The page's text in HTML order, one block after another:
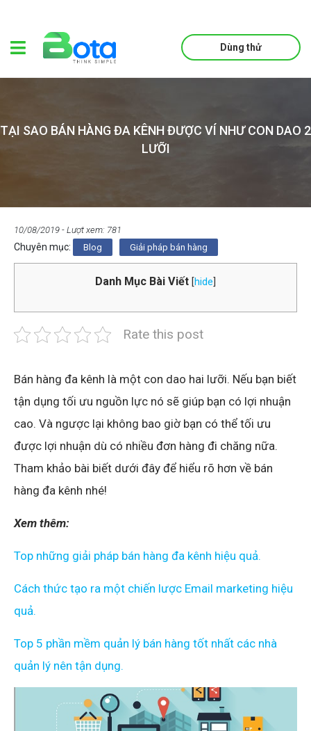
Dùng thử
TẠI SAO BÁN HÀNG ĐA KÊNH ĐƯỢC VÍ NHƯ CON DAO 2
LƯỠI
10/08/2019 - Lượt xem: 781
Chuyên mục: Blog Giải pháp bán hàng
Danh Mục Bài Viết [hide
Rate this post
Bán hàng đa kênh là một con dao hai lưỡi. Nếu bạn biết
tận dụng tối ưu nguồn lực nó sẽ giúp bạn có lợi nhuận
cao. Và ngược lại không bao giờ bạn có thể tối ưu
được lợi nhuận dù có nhiều đơn hàng đi chăng nữa.
Tham khảo bài biết dưới đây để hiểu rõ hơn về bán
hàng đa kênh nhé!
Xem thêm:
Top những giải pháp bán hàng đa kênh hiệu quả.
Cách thức tạo ra một chiến lược Email marketing hiệu
quả.
Top 5 phần mềm quản lý bán hàng tốt nhất các nhà
quản lý nên tận dụng.